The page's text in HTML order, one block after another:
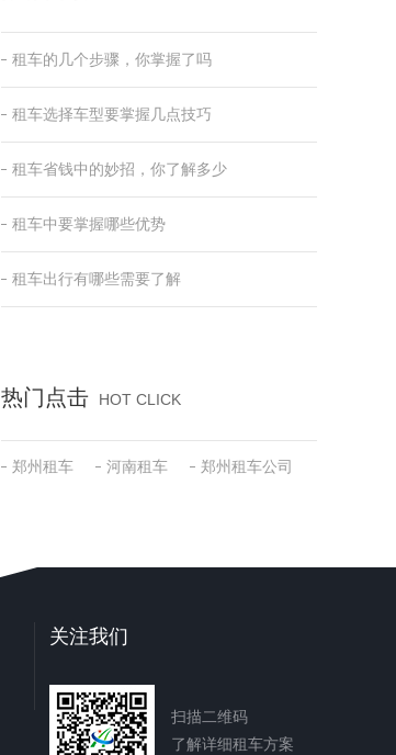
租车的几个步骤，你掌握了吗
租车选择车型要掌握几点技巧
租车省钱中的妙招，你了解多少
租车中要掌握哪些优势
租车出行有哪些需要了解
热门点击 HOT CLICK
郑州租车 河南租车 郑州租车公司
关注我们
扫描二维码
了解详细租车方案